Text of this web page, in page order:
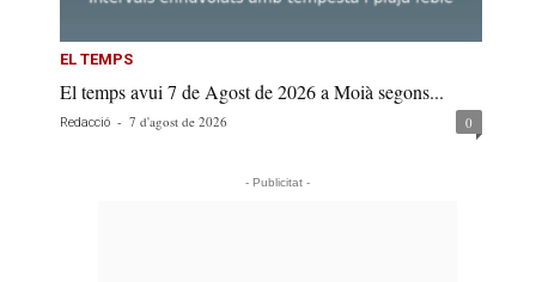
EL TEMPS
El temps avui 7 de Agost de 2026 a Moià segons...
Redacció - 7 d'agost de 2026 0
- Publicitat -